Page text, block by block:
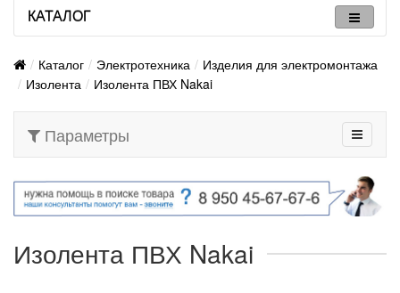
КАТАЛОГ
Каталог Электротехника
Изделия для электромонтажа
Изолента
Изолента ПВХ Nakai
Параметры
Изолента ПВХ Nakai